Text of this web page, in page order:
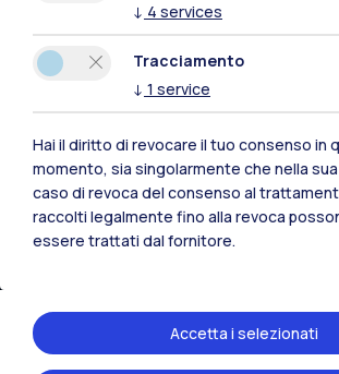
Residenze
↓ 4 services
Tracciamento
↓ 1 service
Hai il diritto di revocare il tuo consenso in
momento, sia singolarmente che nella
caso di revoca del consenso al
raccolti legalmente fino alla revoca
essere trattati dal fornitore.
Accetta i selezionati